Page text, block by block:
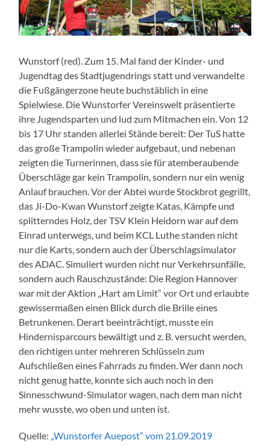
Wunstorf (red). Zum 15. Mal fand der Kinder- und
Jugendtag des Stadtjugendrings statt und verwandelte
die Fußgängerzone heute buchstäblich in eine
Spielwiese. Die Wunstorfer Vereinswelt präsentierte
ihre Jugendsparten und lud zum Mitmachen ein. Von 12
bis 17 Uhr standen allerlei Stände bereit: Der TuS hatte
das große Trampolin wieder aufgebaut, und nebenan
zeigten die Turnerinnen, dass sie für atemberaubende
Überschläge gar kein Trampolin, sondern nur ein wenig
Anlauf brauchen. Vor der Abtei wurde Stockbrot gegrillt,
das Ji-Do-Kwan Wunstorf zeigte Katas, Kämpfe und
splitterndes Holz, der TSV Klein Heidorn war auf dem
Einrad unterwegs, und beim KCL Luthe standen nicht
nur die Karts, sondern auch der Überschlagsimulator
des ADAC. Simuliert wurden nicht nur Verkehrsunfälle,
sondern auch Rauschzustände: Die Region Hannover
war mit der Aktion „Hart am Limit“ vor Ort und erlaubte
gewissermaßen einen Blick durch die Brille eines
Betrunkenen. Derart beeinträchtigt, musste ein
Hindernisparcours bewältigt und z. B. versucht werden,
den richtigen unter mehreren Schlüsseln zum
Aufschließen eines Fahrrads zu finden. Wer dann noch
nicht genug hatte, konnte sich auch noch in den
Sinnesschwund-Simulator wagen, nach dem man nicht
mehr wusste, wo oben und unten ist.
Quelle: „Wunstorfer Auepost“ vom 21.09.2019